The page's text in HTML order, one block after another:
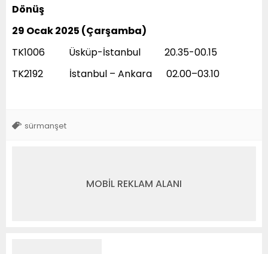
Dönüş
29 Ocak 2025 (Çarşamba)
TK1006 Üsküp-İstanbul 20.35-00.15
TK2192 İstanbul – Ankara 02.00–03.10
sürmanşet
MOBİL REKLAM ALANI